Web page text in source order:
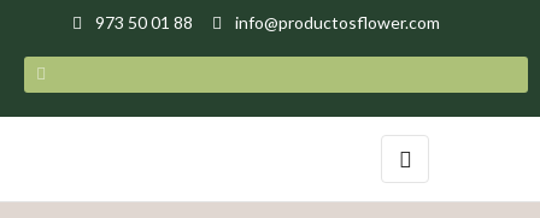
973 50 01 88 info@productosflower.com
Toggle
navigation
☰